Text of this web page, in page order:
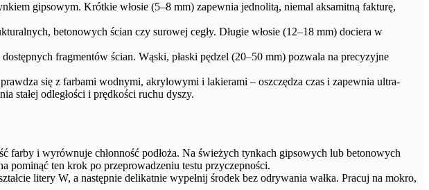
gipsowym. Krótkie włosie (5–8 mm) zapewnia jednolitą, niemal aksamitną fakturę,
betonowych ścian czy surowej cegły. Długie włosie (12–18 mm) dociera w
fragmentów ścian. Wąski, płaski pędzel (20–50 mm) pozwala na precyzyjne
się z farbami wodnymi, akrylowymi i lakierami – oszczędza czas i zapewnia ultra­
stałej odległości i prędkości ruchu dyszy.
farby i wyrównuje chłonność podłoża. Na świeżych tynkach gipsowych lub betonowych
pominąć ten krok po przeprowadzeniu testu przyczepności.
litery W, a następnie delikatnie wypełnij środek bez odrywania wałka. Pracuj na mokro,